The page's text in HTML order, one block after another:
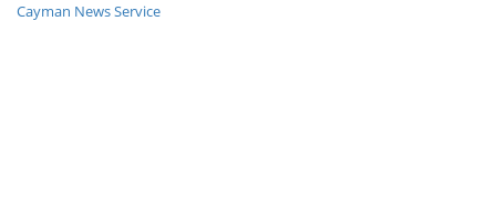
Cayman News Service